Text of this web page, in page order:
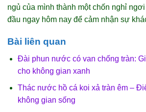
ngủ của mình thành một chốn nghỉ
đầu ngay hôm nay để cảm nhận sự
Bài liên quan
Đài phun nước có van chống tràn:
cho không gian xanh
Thác nước hồ cá koi xả tràn êm –
không gian sống